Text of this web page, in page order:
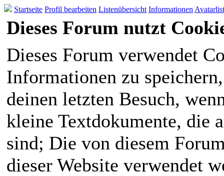
Startseite Profil bearbeiten Listenübersicht Informationen
Dieses Forum nutzt
Dieses Forum verwendet
Informationen zu
deinen letzten Besuch,
kleine Textdokumente, die
sind; Die von diesem
dieser Website verwendet